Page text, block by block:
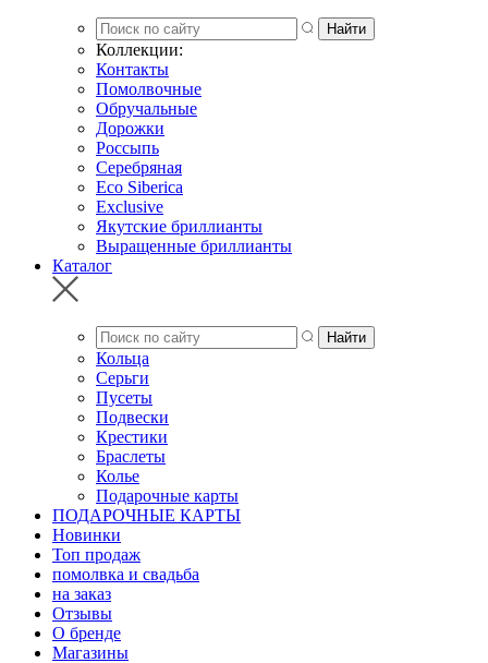
Коллекции:
Контакты
Помолвочные
Обручальные
Дорожки
Россыпь
Серебряная
Eco Siberica
Exclusive
Якутские бриллианты
Выращенные бриллианты
Каталог
Кольца
Серьги
Пусеты
Подвески
Крестики
Браслеты
Колье
Подарочные карты
ПОДАРОЧНЫЕ КАРТЫ
Новинки
Топ продаж
помолвка и свадьба
на заказ
Отзывы
О бренде
Магазины